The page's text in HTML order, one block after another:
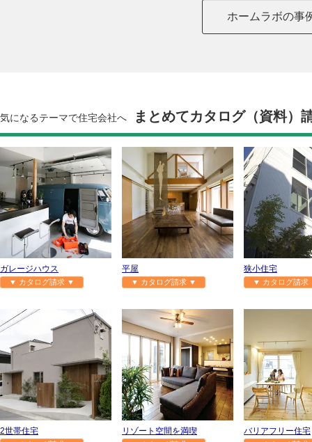
ホームラボの事
気になるテーマで住宅会社へ まとめてカタログ（資料）
ガレージハウス
▼ カタログ請求 ▼
平屋
▼ カタログ請求 ▼
狭小住宅
▼ カタログ請
2世帯住宅
リゾート空間を満喫
バリアフリー住宅